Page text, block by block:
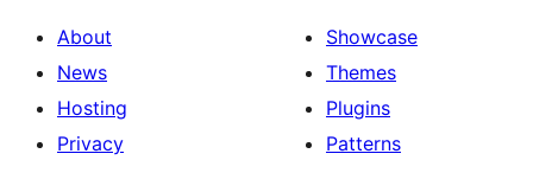
About
News
Hosting
Privacy
Showcase
Themes
Plugins
Patterns